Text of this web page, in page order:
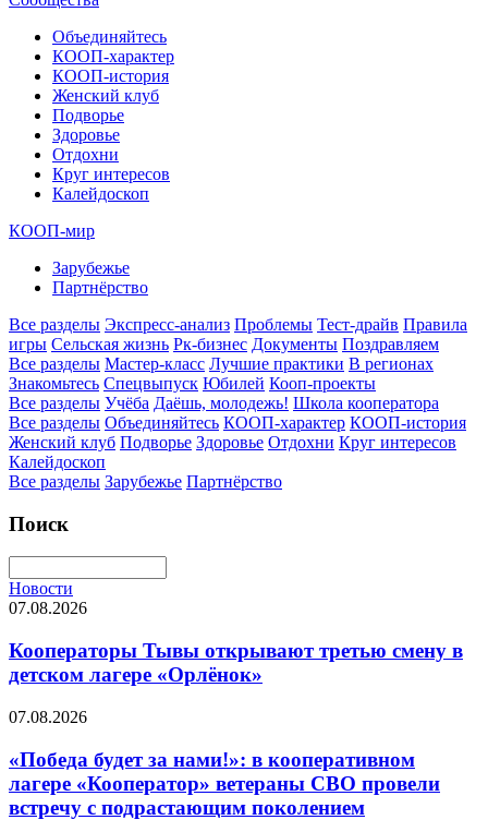
Объединяйтесь
КООП-характер
КООП-история
Женский клуб
Подворье
Здоровье
Отдохни
Круг интересов
Калейдоскоп
КООП-мир
Зарубежье
Партнёрство
Все разделы Экспресс-анализ Проблемы Тест-драйв Правила
игры Сельская жизнь Рк-бизнес Документы Поздравляем
Все разделы Мастер-класс Лучшие практики В регионах
Знакомьтесь Спецвыпуск Юбилей Кооп-проекты
Все разделы Учёба Даёшь, молодежь! Школа кооператора
Все разделы Объединяйтесь КООП-характер КООП-история
Женский клуб Подворье Здоровье Отдохни Круг интересов
Калейдоскоп
Все разделы Зарубежье Партнёрство
Поиск
Новости
07.08.2026
Кооператоры Тывы открывают третью смену в
детском лагере «Орлёнок»
07.08.2026
«Победа будет за нами!»: в кооперативном
лагере «Кооператор» ветераны СВО провели
встречу с подрастающим поколением